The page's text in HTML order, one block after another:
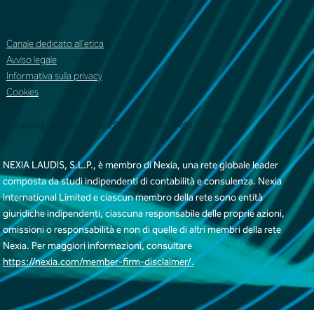
Copyright NexiaLaudis 2025. Tots els drets reservats
Canale dedicato all'etica
Avviso legale
Informativa sulla privacy
Cookies
NEXIA LAUDIS, S.L.P., è membro di Nexia, una rete globale leader
composta da studi indipendenti di contabilità e consulenza. Nexia
International Limited e ciascun membro della rete sono entità
giuridiche indipendenti, ciascuna responsabile delle proprie azioni,
omissioni o responsabilità e non di quelle di altri membri della rete
Nexia. Per maggiori informazioni, consultare
https://nexia.com/member-firm-disclaimer/.